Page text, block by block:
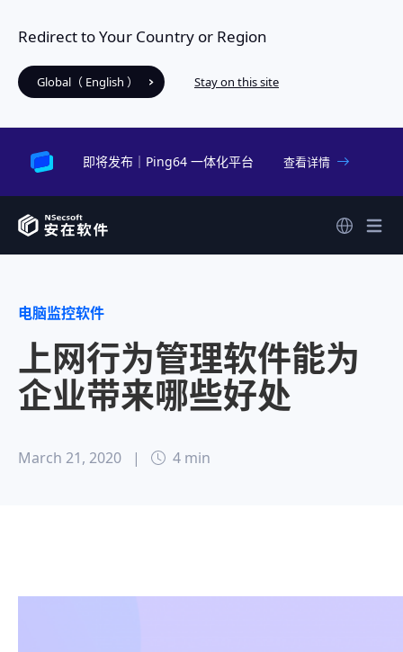
Redirect to Your Country or Region
Global（ English ） Stay on this site
即将发布｜Ping64 一体化平台 查看详情
电脑监控软件
上网行为管理软件能为
企业带来哪些好处
March 21, 2020 | 4 min